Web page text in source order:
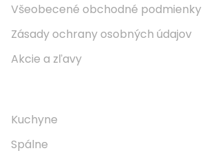
Všeobecené obchodné podmienky
Zásady ochrany osobných údajov
Akcie a zľavy
Kuchyne
Spálne